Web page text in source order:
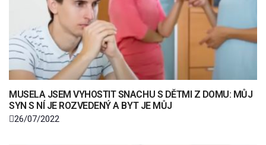
MUSELA JSEM VYHOSTIT SNACHU S DĚTMI Z DOMU: MŮJ
SYN S NÍ JE ROZVEDENÝ A BYT JE MŮJ
26/07/2022